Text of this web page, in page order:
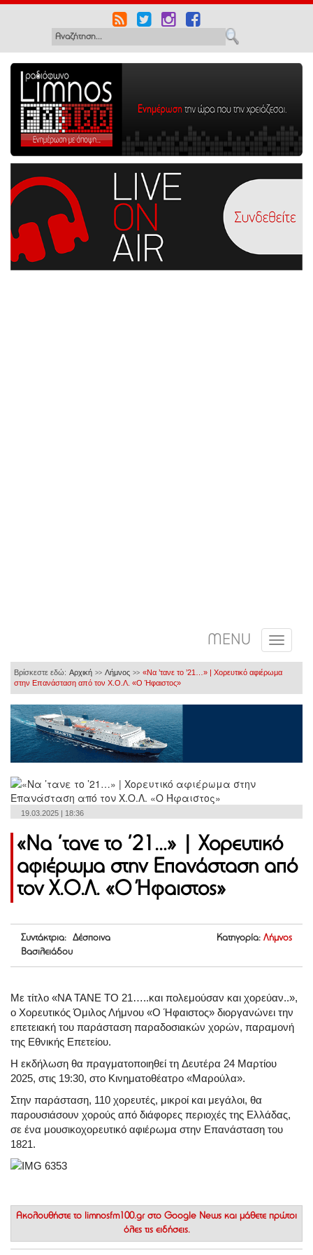
MENU
Βρίσκεστε εδώ: Αρχική >> Λήμνος >> «Να ’τανε το ’21…» | Χορευτικό αφιέρωμα
στην Επανάσταση από τον Χ.Ο.Λ. «Ο Ήφαιστος»
19.03.2025 | 18:36
«Να ’τανε το ’21…» | Χορευτικό
αφιέρωμα στην Επανάσταση από
τον Χ.Ο.Λ. «Ο Ήφαιστος»
Συντάκτρια: Δέσποινα
Βασιλειάδου
Κατηγορία: Λήμνος
Με τίτλο «ΝΑ ΤΑΝΕ ΤΟ 21…..και πολεμούσαν και χορεύαν..»,
ο Χορευτικός Όμιλος Λήμνου «Ο Ήφαιστος» διοργανώνει την
επετειακή του παράσταση παραδοσιακών χορών, παραμονή
της Εθνικής Επετείου.
Η εκδήλωση θα πραγματοποιηθεί τη Δευτέρα 24 Μαρτίου
2025, στις 19:30, στο Κινηματοθέατρο «Μαρούλα».
Στην παράσταση, 110 χορευτές, μικροί και μεγάλοι, θα
παρουσιάσουν χορούς από διάφορες περιοχές της Ελλάδας,
σε ένα μουσικοχορευτικό αφιέρωμα στην Επανάσταση του
1821.
Ακολουθήστε το limnosfm100.gr στο Google News και μάθετε πρώτοι
όλες τις ειδήσεις.